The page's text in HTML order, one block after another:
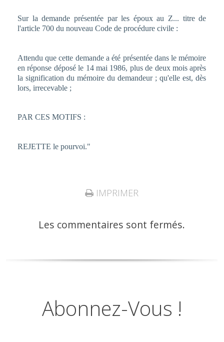
Sur la demande présentée par les époux au Z... titre de
l'article 700 du nouveau Code de procédure civile :
Attendu que cette demande a été présentée dans le mémoire
en réponse déposé le 14 mai 1986, plus de deux mois après
la signification du mémoire du demandeur ; qu'elle est, dès
lors, irrecevable ;
PAR CES MOTIFS :
REJETTE le pourvoi."
IMPRIMER
Les commentaires sont fermés.
Abonnez-Vous !